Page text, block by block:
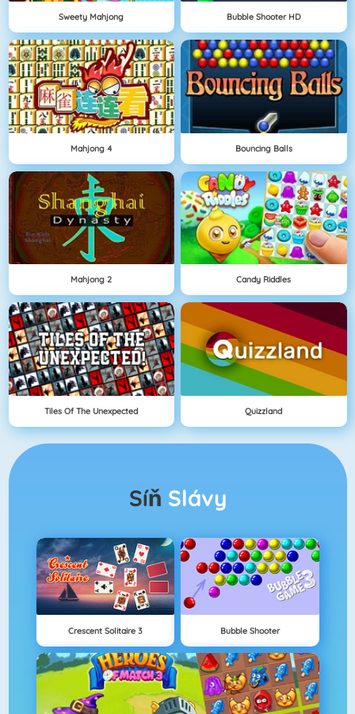
Sweety Mahjong Bubble Shooter HD
Mahjong 4 Bouncing Balls
Mahjong 2 Candy Riddles
Tiles Of The Unexpected Quizzland
Síň Slávy
Crescent Solitaire 3 Bubble Shooter